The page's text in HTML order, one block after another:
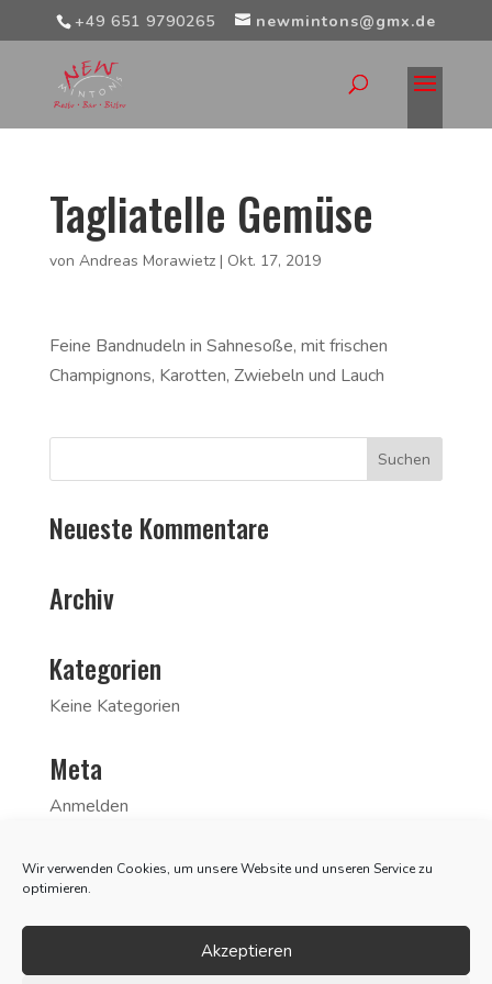
Wir verwenden Cookies, um unsere Website und unseren Service zu
optimieren.
Akzeptieren
+49 651 9790265 newmintons@gmx.de
Tagliatelle Gemüse
von Andreas Morawietz| Okt. 17, 2019
Feine Bandnudeln in Sahnesoße, mit frischen
Champignons, Karotten, Zwiebeln und Lauch
Neueste Kommentare
Archiv
Kategorien
Keine Kategorien
Meta
Anmelden
Kommentar-Feed
WordPress.org